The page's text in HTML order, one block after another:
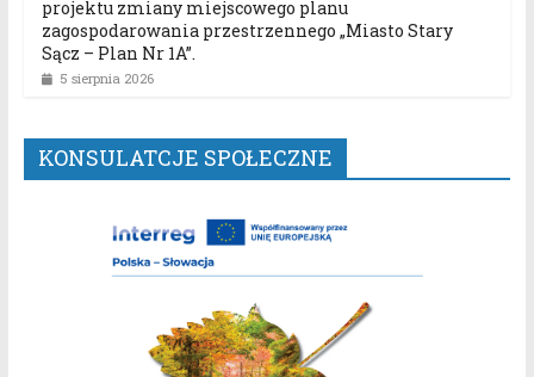
projektu zmiany miejscowego planu
zagospodarowania przestrzennego „Miasto Stary
Sącz – Plan Nr 1A”.
5 sierpnia 2026
KONSULATCJE SPOŁECZNE